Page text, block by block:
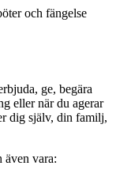
och fängelse
ge, begära
eller när du agerar
dig själv, din familj,
även vara: